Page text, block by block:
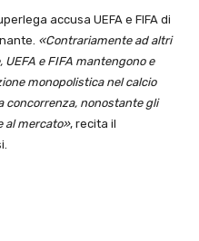
accusa UEFA e FIFA di
«Contrariamente ad altri
e FIFA mantengono e
monopolistica nel calcio
concorrenza, nonostante gli
al mercato», recita il